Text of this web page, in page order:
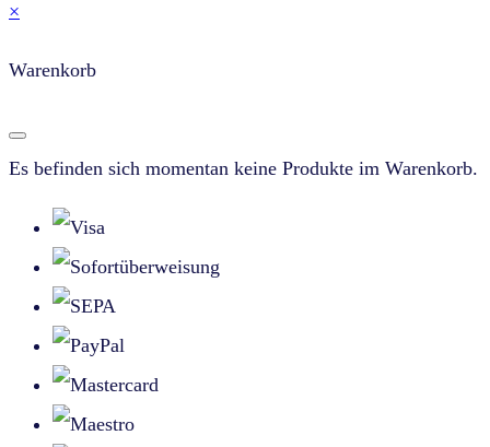
×
Warenkorb
Es befinden sich momentan keine Produkte im Warenkorb.